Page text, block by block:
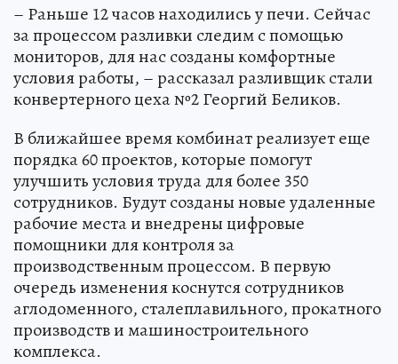
– Раньше 12 часов находились у печи. Сейчас
за процессом разливки следим с помощью
мониторов, для нас созданы комфортные
условия работы, – рассказал разливщик стали
конвертерного цеха №2 Георгий Беликов.
В ближайшее время комбинат реализует еще
порядка 60 проектов, которые помогут
улучшить условия труда для более 350
сотрудников. Будут созданы новые удаленные
рабочие места и внедрены цифровые
помощники для контроля за
производственным процессом. В первую
очередь изменения коснутся сотрудников
аглодоменного, сталеплавильного, прокатного
производств и машиностроительного
комплекса.